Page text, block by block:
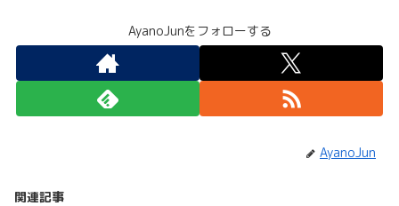
AyanoJunをフォローする
AyanoJun
関連記事